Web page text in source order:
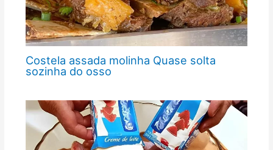
Costela assada molinha Quase solta
sozinha do osso